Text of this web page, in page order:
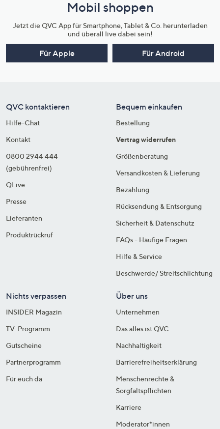
Mobil shoppen
Jetzt die QVC App für Smartphone, Tablet & Co. herunterladen
und überall live dabei sein!
Für Apple Für Android
QVC kontaktieren
Hilfe-Chat
Kontakt
0800 2944 444
(gebührenfrei)
QLive
Presse
Lieferanten
Produktrückruf
Bequem einkaufen
Bestellung
Vertrag widerrufen
Größenberatung
Versandkosten & Lieferung
Bezahlung
Rücksendung & Entsorgung
Sicherheit & Datenschutz
FAQs - Häufige Fragen
Hilfe & Service
Beschwerde/ Streitschlichtung
Nichts verpassen
INSIDER Magazin
TV-Programm
Gutscheine
Partnerprogramm
Für euch da
Über uns
Unternehmen
Das alles ist QVC
Nachhaltigkeit
Barrierefreiheitserklärung
Menschenrechte &
Sorgfaltspflichten
Karriere
Moderator*innen